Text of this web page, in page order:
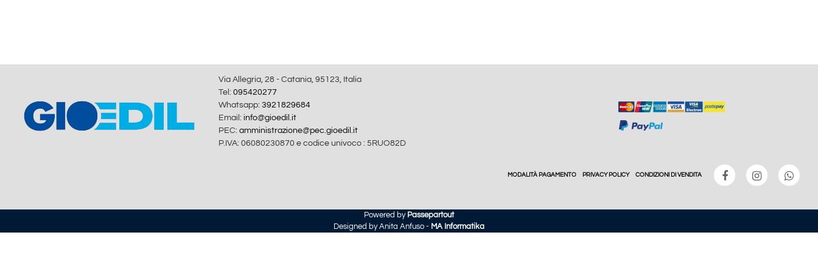
Via Allegria, 28 - Catania, 95123, Italia
Tel: 095420277
Whatsapp: 3921829684
Email: info@gioedil.it
PEC: amministrazione@pec.gioedil.it
P.IVA: 06080230870 e codice univoco : 5RUO82D
MODALITÀ PAGAMENTO PRIVACY POLICY CONDIZIONI DI VENDITA
Powered by Passepartout
Designed by Anita Anfuso - MA Informatika